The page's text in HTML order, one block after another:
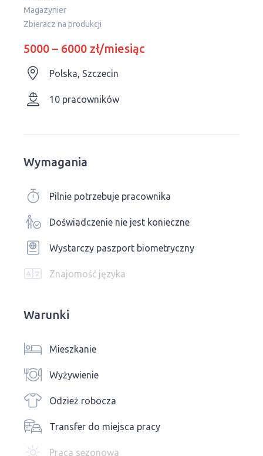
Magazynier
Zbieracz na produkcji
5000 – 6000 zł/miesiąc
Polska, Szczecin
10 pracowników
Wymagania
Pilnie potrzebuje pracownika
Doświadczenie nie jest konieczne
Wystarczy paszport biometryczny
Znajomość języka
Warunki
Mieszkanie
Wyżywienie
Odzież robocza
Transfer do miejsca pracy
Praca sezonowa